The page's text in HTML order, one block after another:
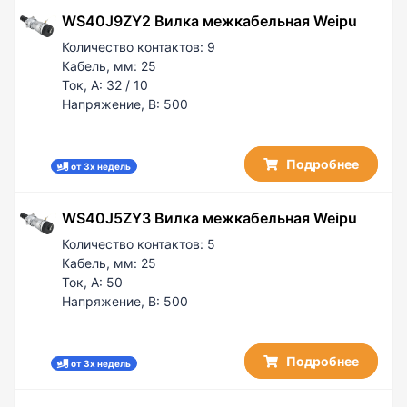
WS40J9ZY2 Вилка межкабельная Weipu
Количество контактов: 9
Кабель, мм: 25
Ток, А: 32 / 10
Напряжение, В: 500
от 3х недель Подробнее
WS40J5ZY3 Вилка межкабельная Weipu
Количество контактов: 5
Кабель, мм: 25
Ток, А: 50
Напряжение, В: 500
от 3х недель Подробнее